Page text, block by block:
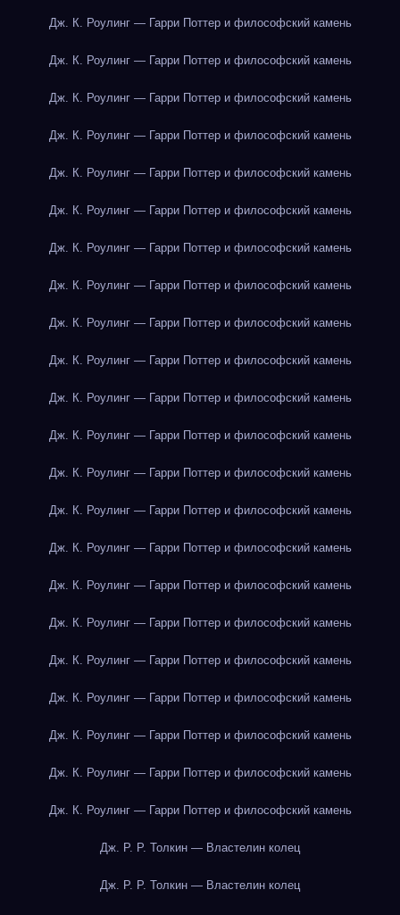
Дж. К. Роулинг — Гарри Поттер и философский камень
Дж. К. Роулинг — Гарри Поттер и философский камень
Дж. К. Роулинг — Гарри Поттер и философский камень
Дж. К. Роулинг — Гарри Поттер и философский камень
Дж. К. Роулинг — Гарри Поттер и философский камень
Дж. К. Роулинг — Гарри Поттер и философский камень
Дж. К. Роулинг — Гарри Поттер и философский камень
Дж. К. Роулинг — Гарри Поттер и философский камень
Дж. К. Роулинг — Гарри Поттер и философский камень
Дж. К. Роулинг — Гарри Поттер и философский камень
Дж. К. Роулинг — Гарри Поттер и философский камень
Дж. К. Роулинг — Гарри Поттер и философский камень
Дж. К. Роулинг — Гарри Поттер и философский камень
Дж. К. Роулинг — Гарри Поттер и философский камень
Дж. К. Роулинг — Гарри Поттер и философский камень
Дж. К. Роулинг — Гарри Поттер и философский камень
Дж. К. Роулинг — Гарри Поттер и философский камень
Дж. К. Роулинг — Гарри Поттер и философский камень
Дж. К. Роулинг — Гарри Поттер и философский камень
Дж. К. Роулинг — Гарри Поттер и философский камень
Дж. К. Роулинг — Гарри Поттер и философский камень
Дж. К. Роулинг — Гарри Поттер и философский камень
Дж. Р. Р. Толкин — Властелин колец
Дж. Р. Р. Толкин — Властелин колец